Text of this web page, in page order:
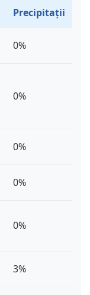
Precipitații
0%
0%
0%
0%
0%
3%